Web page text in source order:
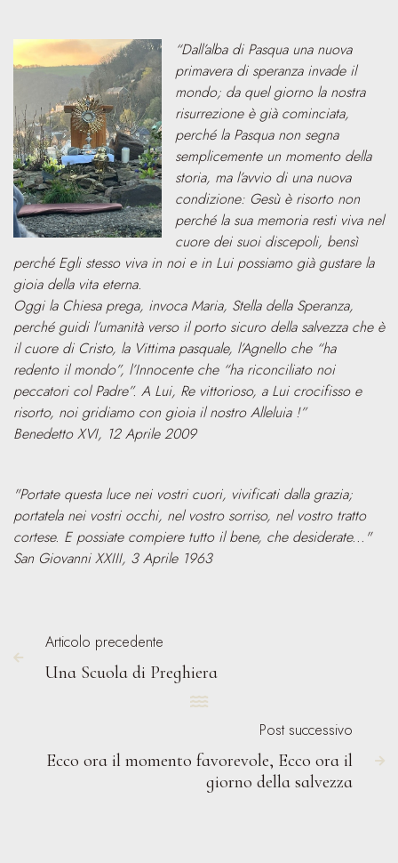
“Dall’alba di Pasqua una nuova
primavera di speranza invade il
mondo; da quel giorno la nostra
risurrezione è già cominciata,
perché la Pasqua non segna
semplicemente un momento della
storia, ma l’avvio di una nuova
condizione: Gesù è risorto non
perché la sua memoria resti viva nel
cuore dei suoi discepoli, bensì
perché Egli stesso viva in noi e in Lui possiamo già gustare la
gioia della vita eterna.
Oggi la Chiesa prega, invoca Maria, Stella della Speranza,
perché guidi l’umanità verso il porto sicuro della salvezza che è
il cuore di Cristo, la Vittima pasquale, l’Agnello che “ha
redento il mondo”, l’Innocente che “ha riconciliato noi
peccatori col Padre”. A Lui, Re vittorioso, a Lui crocifisso e
risorto, noi gridiamo con gioia il nostro Alleluia !”
Benedetto XVI, 12 Aprile 2009
"Portate questa luce nei vostri cuori, vivificati dalla grazia;
portatela nei vostri occhi, nel vostro sorriso, nel vostro tratto
cortese. E possiate compiere tutto il bene, che desiderate..."
San Giovanni XXIII, 3 Aprile 1963

Articolo precedente
Una Scuola di Preghiera

Post successivo
Ecco ora il momento favorevole, Ecco ora il
giorno della salvezza
